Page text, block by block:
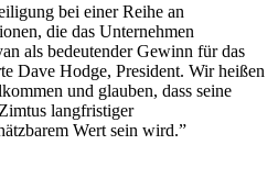
bei einer Reihe an
die das Unternehmen
als bedeutender Gewinn für das
Dave Hodge, President. Wir heißen
und glauben, dass seine
langfristiger
Wert sein wird.”